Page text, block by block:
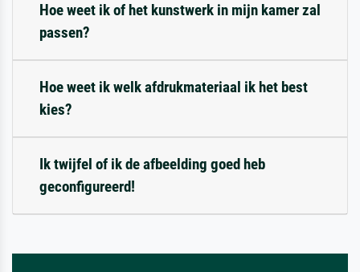
Hoe weet ik of het kunstwerk in mijn kamer zal
passen?
Hoe weet ik welk afdrukmateriaal ik het best
kies?
Ik twijfel of ik de afbeelding goed heb
geconfigureerd!